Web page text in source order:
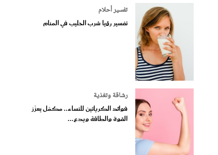
تفسير أحلام
تفسير رؤيا شرب الحليب في المنام
رشاقة وتغذية
فوائد الكرياتين للنساء.. مكمّل يعزّز
القوة والطاقة ويدع...